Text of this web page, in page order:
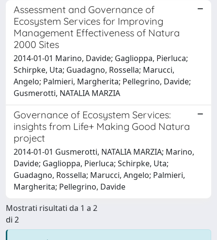
Assessment and Governance of
Ecosystem Services for Improving
Management Effectiveness of Natura
2000 Sites
2014-01-01 Marino, Davide; Gaglioppa, Pierluca;
Schirpke, Uta; Guadagno, Rossella; Marucci,
Angelo; Palmieri, Margherita; Pellegrino, Davide;
Gusmerotti, NATALIA MARZIA
Governance of Ecosystem Services:
insights from Life+ Making Good Natura
project
2014-01-01 Gusmerotti, NATALIA MARZIA; Marino,
Davide; Gaglioppa, Pierluca; Schirpke, Uta;
Guadagno, Rossella; Marucci, Angelo; Palmieri,
Margherita; Pellegrino, Davide
Mostrati risultati da 1 a 2
di 2